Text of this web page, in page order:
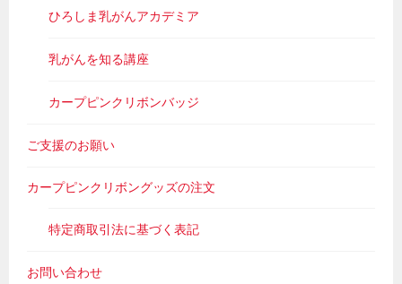
ひろしま乳がんアカデミア
乳がんを知る講座
カープピンクリボンバッジ
ご支援のお願い
カープピンクリボングッズの注文
特定商取引法に基づく表記
お問い合わせ